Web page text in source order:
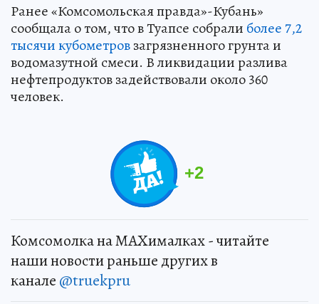
Ранее «Комсомольская правда»-Кубань»
сообщала о том, что в Туапсе собрали более 7,2
тысячи кубометровзагрязненного грунта и
водомазутной смеси. В ликвидации разлива
нефтепродуктов задействовали около 360
человек.
+2
Комсомолка на MAXималках - читайте
наши новости раньше других в
канале @truekpru